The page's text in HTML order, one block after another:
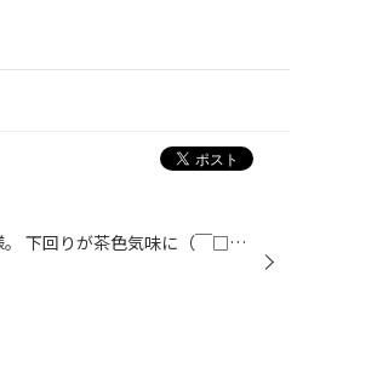
こんにちはー。 いつも お世話になってます パッソのN様。 下回りが茶色気味に（￣□￣；）！！ お話させていただくと・・・ 洗車はほとんどしない との事でしたので 当店一押し！防錆施工をさせていただきました。 専用の溶剤で シューッ！と。 マフラーなど 熱を持つ部分にも 施工できます！！ こ...